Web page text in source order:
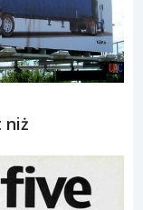
niż